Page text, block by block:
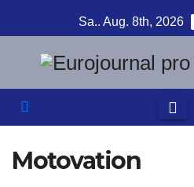
Inhalt
springen
Sa.. Aug. 8th, 2026
Motovation